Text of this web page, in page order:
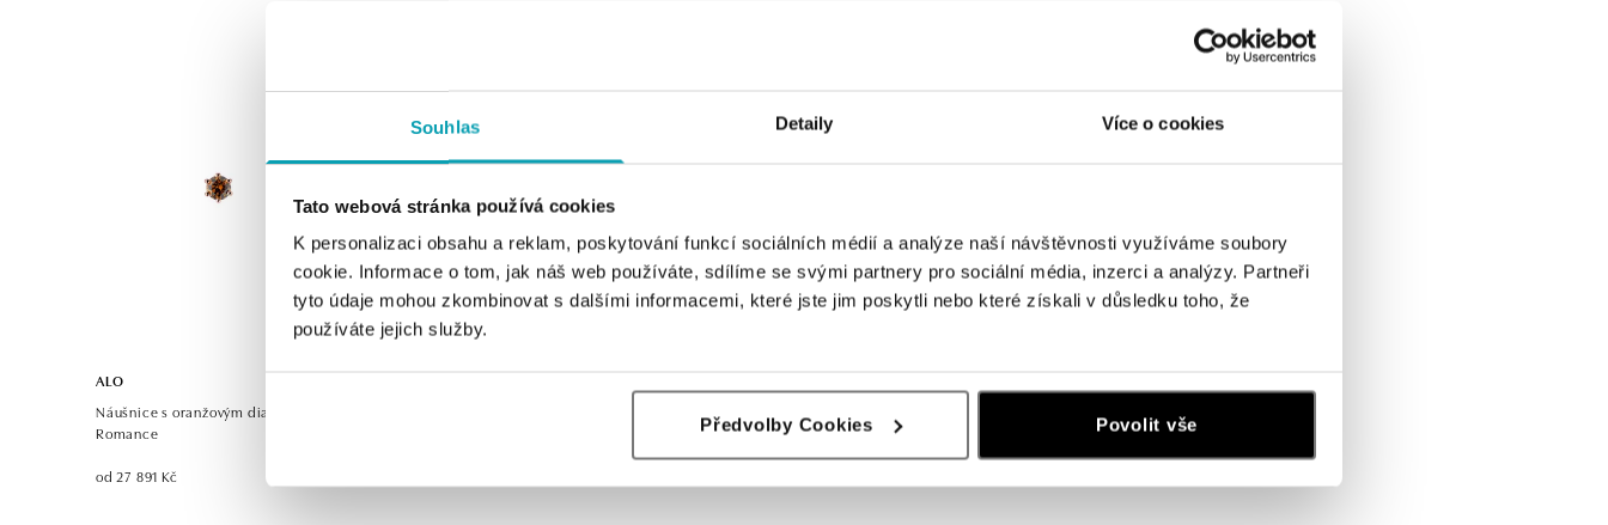
Souhlas Detaily Více o cookies
Tato webová stránka používá cookies
K personalizaci obsahu a reklam, poskytování funkcí sociálních médií a analýze naší návštěvnosti využíváme soubory
cookie. Informace o tom, jak náš web používáte, sdílíme se svými partnery pro sociální média, inzerci a analýzy. Partneři
tyto údaje mohou zkombinovat s dalšími informacemi, které jste jim poskytli nebo které získali v důsledku toho, že
používáte jejich služby.
Předvolby Cookies Povolit vše
ALO
Náušnice s oranžovým diamantem Vesper
Romance
od 27 891 Kč